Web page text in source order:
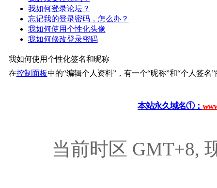
我如何登录论坛？
忘记我的登录密码，怎么办？
我如何使用个性化头像
我如何修改登录密码
我如何使用个性化签名和昵称
在控制面板中的“编辑个人资料”，有一个“昵称”和“个人签名
本站永久域名①：
当前时区 GMT+8,